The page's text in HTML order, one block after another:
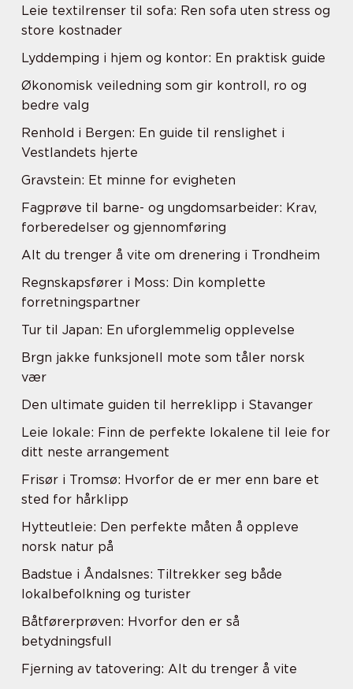
Leie textilrenser til sofa: Ren sofa uten stress og
store kostnader
Lyddemping i hjem og kontor: En praktisk guide
Økonomisk veiledning som gir kontroll, ro og
bedre valg
Renhold i Bergen: En guide til renslighet i
Vestlandets hjerte
Gravstein: Et minne for evigheten
Fagprøve til barne- og ungdomsarbeider: Krav,
forberedelser og gjennomføring
Alt du trenger å vite om drenering i Trondheim
Regnskapsfører i Moss: Din komplette
forretningspartner
Tur til Japan: En uforglemmelig opplevelse
Brgn jakke funksjonell mote som tåler norsk
vær
Den ultimate guiden til herreklipp i Stavanger
Leie lokale: Finn de perfekte lokalene til leie for
ditt neste arrangement
Frisør i Tromsø: Hvorfor de er mer enn bare et
sted for hårklipp
Hytteutleie: Den perfekte måten å oppleve
norsk natur på
Badstue i Åndalsnes: Tiltrekker seg både
lokalbefolkning og turister
Båtførerprøven: Hvorfor den er så
betydningsfull
Fjerning av tatovering: Alt du trenger å vite